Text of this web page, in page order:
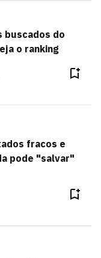
buscados do
o ranking
fracos e
pode "salvar"